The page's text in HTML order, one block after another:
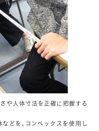
や人体寸法を正確に把握する
どを、コンベックスを使用し